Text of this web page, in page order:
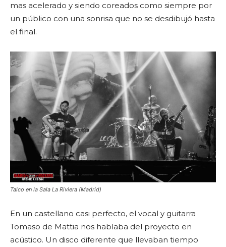
mas acelerado y siendo coreados como siempre por
un público con una sonrisa que no se desdibujó hasta
el final.
Talco en la Sala La Riviera (Madrid)
En un castellano casi perfecto, el vocal y guitarra
Tomaso de Mattia nos hablaba del proyecto en
acústico. Un disco diferente que llevaban tiempo